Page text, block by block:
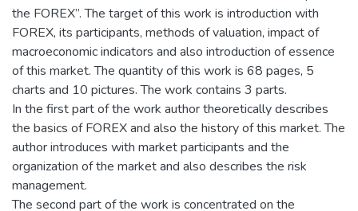
the FOREX”. The target of this work is introduction with
FOREX, its participants, methods of valuation, impact of
macroeconomic indicators and also introduction of essence
of this market. The quantity of this work is 68 pages, 5
charts and 10 pictures. The work contains 3 parts.
In the first part of the work author theoretically describes
the basics of FOREX and also the history of this market. The
author introduces with market participants and the
organization of the market and also describes the risk
management.
The second part of the work is concentrated on the